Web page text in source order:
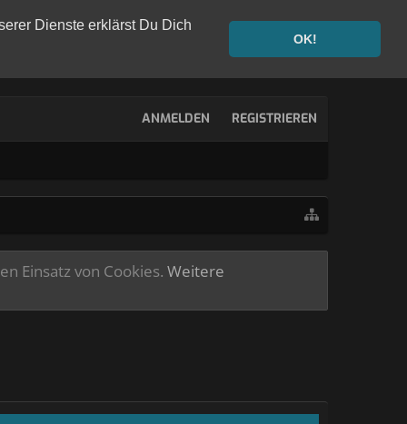
Dienste erklärst Du Dich
OK!
ANMELDEN REGISTRIEREN
Einsatz von Cookies. Weitere